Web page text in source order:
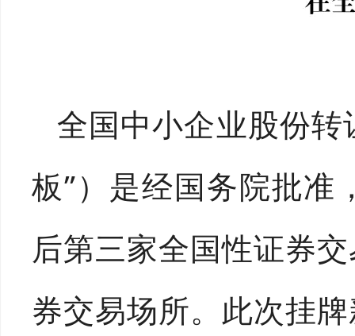
全国中小企业股份转
板”）是经国务院批准
后第三家全国性证券
券交易场所。此次挂